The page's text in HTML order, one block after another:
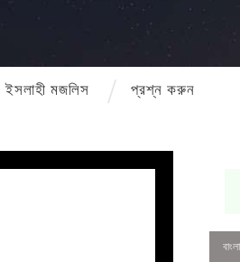
ইসলাহী মজলিস প্রশ্ন করুন